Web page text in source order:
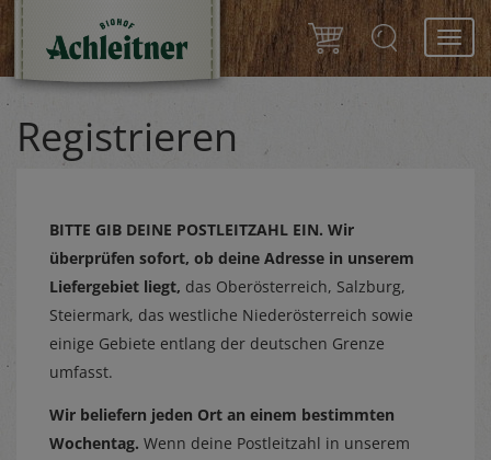
Registrieren
BITTE GIB DEINE POSTLEITZAHL EIN. Wir
überprüfen sofort, ob deine Adresse in unserem
Liefergebiet liegt, das Oberösterreich, Salzburg,
Steiermark, das westliche Niederösterreich sowie
einige Gebiete entlang der deutschen Grenze
umfasst.
Wir beliefern jeden Ort an einem bestimmten
Wochentag. Wenn deine Postleitzahl in unserem